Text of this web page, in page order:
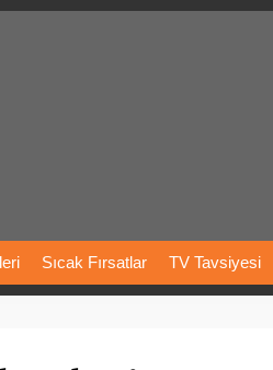
Sıcak Fırsatlar TV Tavsiyesi